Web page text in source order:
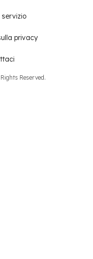
servizio
privacy
Reserved.